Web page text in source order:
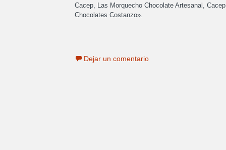
Cacep, Las Morquecho Chocolate Artesanal,
Chocolates Costanzo».
Dejar un comentario